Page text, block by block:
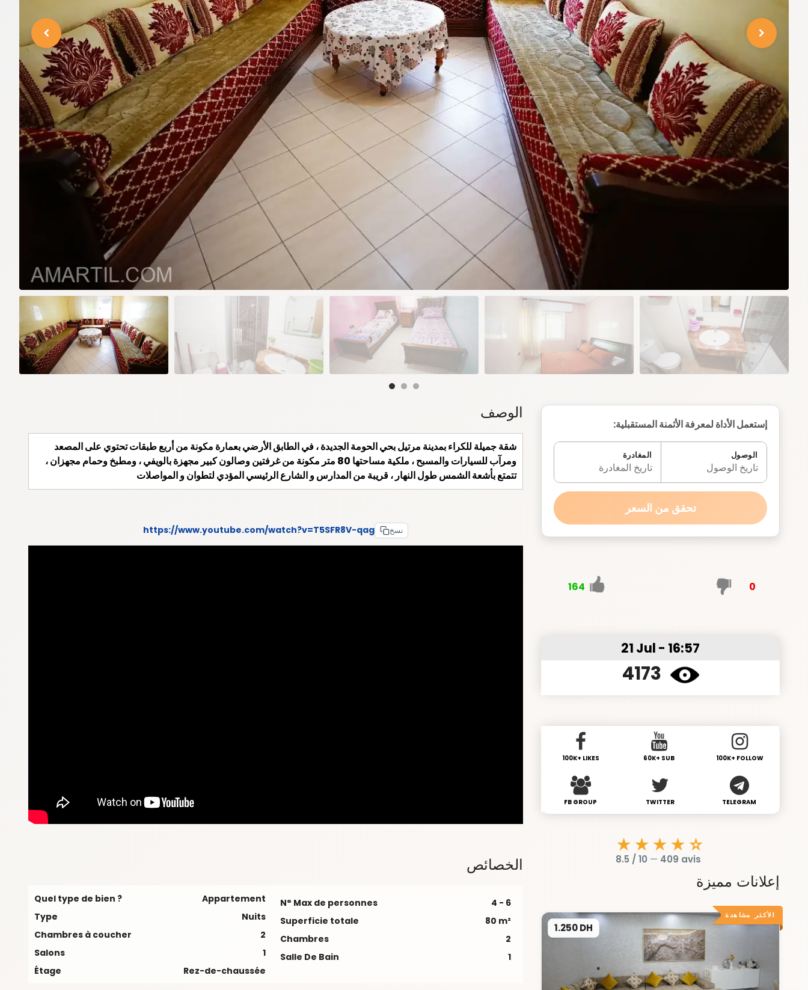
الوصف
شقة جميلة للكراء بمدينة مرتيل بحي الحومة الجديدة ، في الطابق الأرضي بعمارة مكونة من أربع طبقات تحتوي على المصعد
ومرآب للسيارات والمسبح ، ملكية مساحتها 80 متر مكونة من غرفتين وصالون كبير مجهزة بالويفي ، ومطبخ وحمام مجهزان ،
تتمتع بأشعة الشمس طول النهار ، قريبة من المدارس و الشارع الرئيسي المؤدي لتطوان و المواصلات
https://www.youtube.com/watch?v=T5SFR8V-qag نسخ
الخصائص
Quel type de bien ?
Appartement
Type
Nuits
Chambres à coucher
2
Salons
1
Étage
Rez-de-chaussée
N° Max de personnes
4 - 6
Superficie totale
80 m²
Chambres
2
Salle De Bain
1
إستعمل الأداة لمعرفة الأثمنة المستقبلية:
الوصول
تاريخ الوصول
المغادرة
تاريخ المغادرة
تحقق من السعر
164 0
21 Jul - 16:57
4173
100K+ LIKES 60K+ SUB 100K+ FOLLOW
FB GROUP TWITTER TELEGRAM
★★★★☆
8.5 / 10 — 409 avis
إعلانات مميزة
الأكثر مشاهدة
1.250 DH